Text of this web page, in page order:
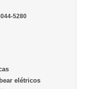
5280
elétricos